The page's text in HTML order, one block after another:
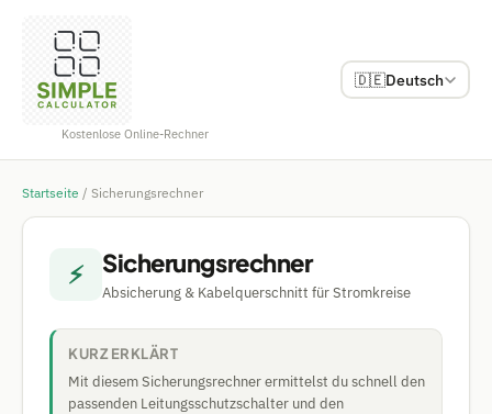
Kostenlose Online-Rechner
🇩🇪Deutsch
Startseite / Sicherungsrechner
⚡ Sicherungsrechner
Absicherung & Kabelquerschnitt für Stromkreise
KURZ ERKLÄRT
Mit diesem Sicherungsrechner ermittelst du schnell den
passenden Leitungsschutzschalter und den